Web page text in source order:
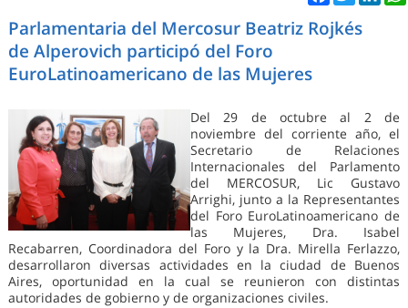
Parlamentaria del Mercosur Beatriz Rojkés
de Alperovich participó del Foro
EuroLatinoamericano de las Mujeres
Del 29 de octubre al 2 de
noviembre del corriente año, el
Secretario de Relaciones
Internacionales del Parlamento
del MERCOSUR, Lic Gustavo
Arrighi, junto a la Representantes
del Foro EuroLatinoamericano de
las Mujeres, Dra. Isabel
Recabarren, Coordinadora del Foro y la Dra. Mirella Ferlazzo,
desarrollaron diversas actividades en la ciudad de Buenos
Aires, oportunidad en la cual se reunieron con distintas
autoridades de gobierno y de organizaciones civiles.